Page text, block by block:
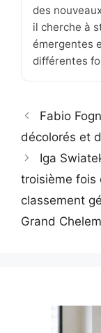
des
il cherche à
émergentes
différentes
Fabio
décolorés et
Iga
troisième fois
classement
Grand Chelem